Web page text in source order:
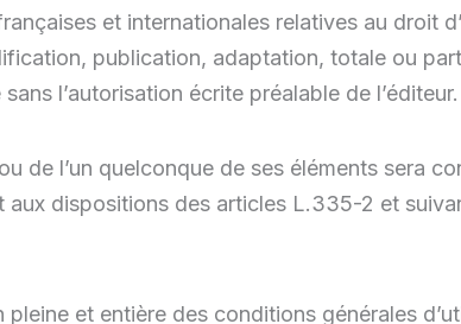
et internationales relatives au droit
publication, adaptation, totale ou
l’autorisation écrite préalable de l’éditeur.
de l’un quelconque de ses éléments sera
dispositions des articles L.335-2 et
pleine et entière des conditions générales